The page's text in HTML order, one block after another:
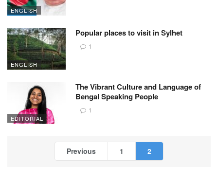
ENGLISH
ENGLISH
Popular places to visit in Sylhet
1
EDITORIAL
The Vibrant Culture and Language of
Bengal Speaking People
1
Previous 1 2